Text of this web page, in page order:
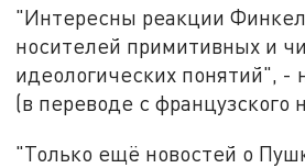
"Интересны реакции
носителей примитивных и
идеологических понятий", -
(в переводе с французского
"Только ещё новостей о